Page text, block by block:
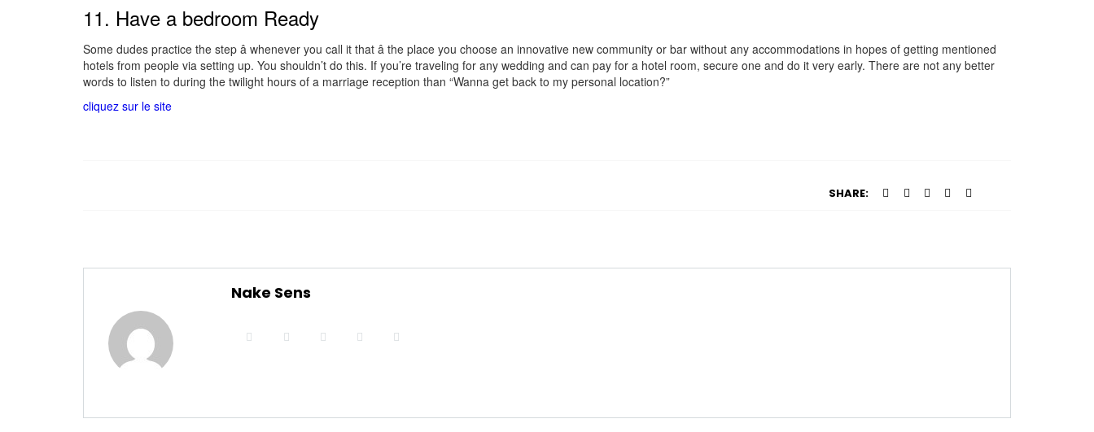
11. Have a bedroom Ready
Some dudes practice the step â whenever you call it that â the place you choose an innovative new community or bar without any accommodations in hopes of getting mentioned
hotels from people via setting up. You shouldn’t do this. If you’re traveling for any wedding and can pay for a hotel room, secure one and do it very early. There are not any better
words to listen to during the twilight hours of a marriage reception than “Wanna get back to my personal location?”
cliquez sur le site
SHARE:
Nake Sens